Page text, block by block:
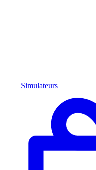
Simulateurs